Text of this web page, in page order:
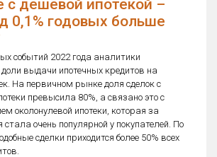
с дешёвой ипотекой –
0,1% годовых больше
событий 2022 года аналитики
выдачи ипотечных кредитов на
На первичном рынке доля сделок с
превысила 80%, а связано это с
околонулевой ипотеки, которая за
стала очень популярной у покупателей. По
сделки приходится более 50% всех